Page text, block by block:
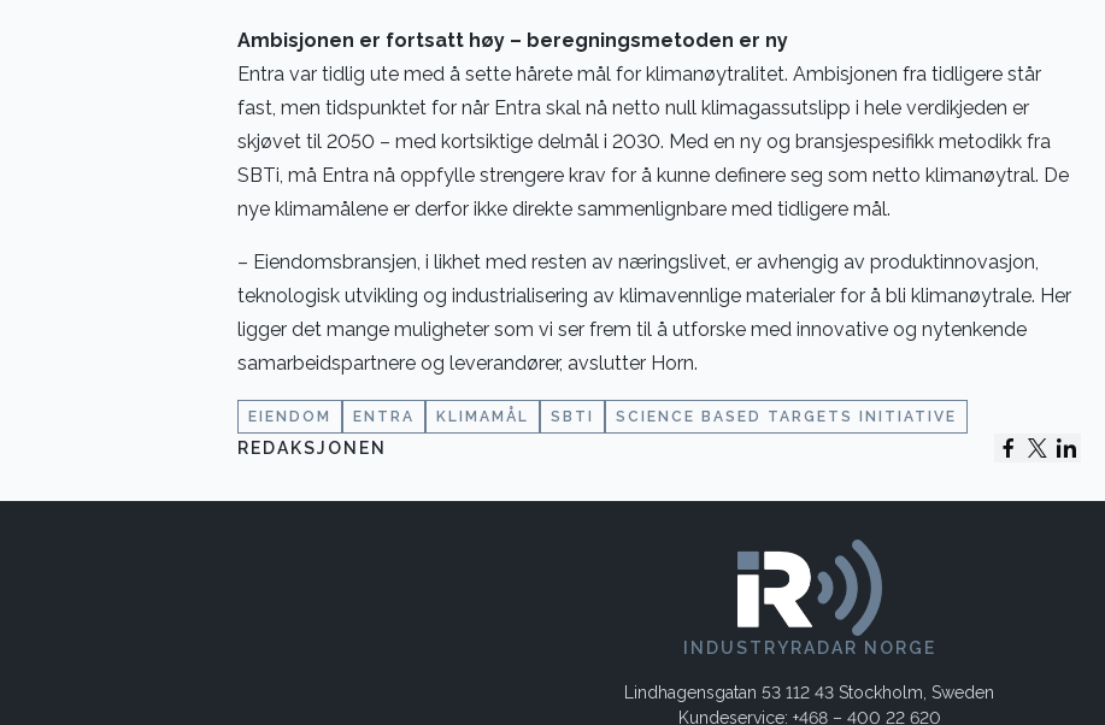
Ambisjonen er fortsatt høy – beregningsmetoden er ny
Entra var tidlig ute med å sette hårete mål for klimanøytralitet. Ambisjonen fra tidligere står
fast, men tidspunktet for når Entra skal nå netto null klimagassutslipp i hele verdikjeden er
skjøvet til 2050 – med kortsiktige delmål i 2030. Med en ny og bransjespesifikk metodikk fra
SBTi, må Entra nå oppfylle strengere krav for å kunne definere seg som netto klimanøytral. De
nye klimamålene er derfor ikke direkte sammenlignbare med tidligere mål.
– Eiendomsbransjen, i likhet med resten av næringslivet, er avhengig av produktinnovasjon,
teknologisk utvikling og industrialisering av klimavennlige materialer for å bli klimanøytrale. Her
ligger det mange muligheter som vi ser frem til å utforske med innovative og nytenkende
samarbeidspartnere og leverandører, avslutter Horn.
EIENDOM ENTRA KLIMAMÅL SBTI SCIENCE BASED TARGETS INITIATIVE
REDAKSJONEN
INDUSTRYRADAR NORGE
Lindhagensgatan 53 112 43 Stockholm, Sweden
Kundeservice: +468 – 400 22 620